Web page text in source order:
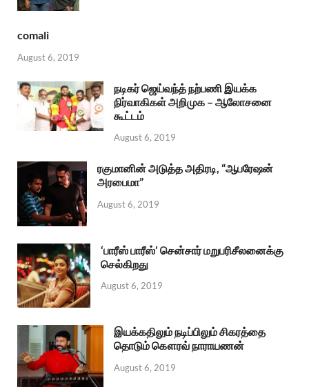
comali
August 6, 2019
நடிகர் ஜெய்வந்த் நற்பணி இயக்க
நிர்வாகிகள் அறிமுக – ஆலோசனை
கூட்டம்
August 6, 2019
ரகுமானின் அடுத்த அதிரடி, “ஆபரேஷன்
அரபைமா”
August 6, 2019
‘பாரீஸ் பாரீஸ்’ சென்சார் மறுபரிசீலனைக்கு
செல்கிறது
August 6, 2019
இயக்கதிலும் நடிப்பிலும் சிகரத்தை
தொடும் கௌரவ் நாராயணன்
August 6, 2019